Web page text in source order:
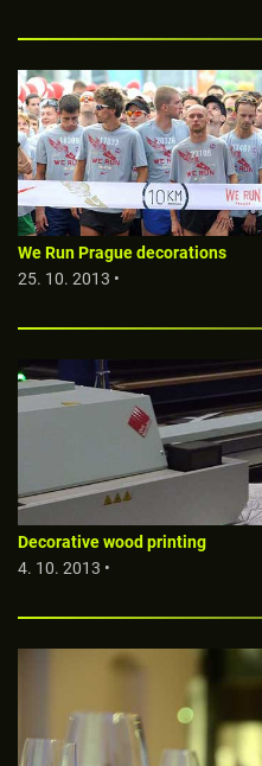
We Run Prague decorations
25. 10. 2013 •
Decorative wood printing
4. 10. 2013 •